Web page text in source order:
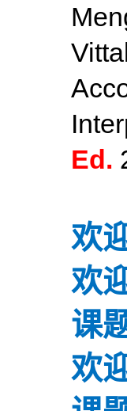
Ed.
欢
欢
课
欢